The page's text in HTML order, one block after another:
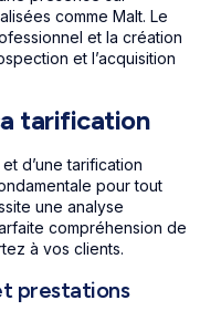
comme Malt. Le
et la création
et l’acquisition
tarification
d’une tarification
pour tout
une analyse
compréhension de
à vos clients.
prestations